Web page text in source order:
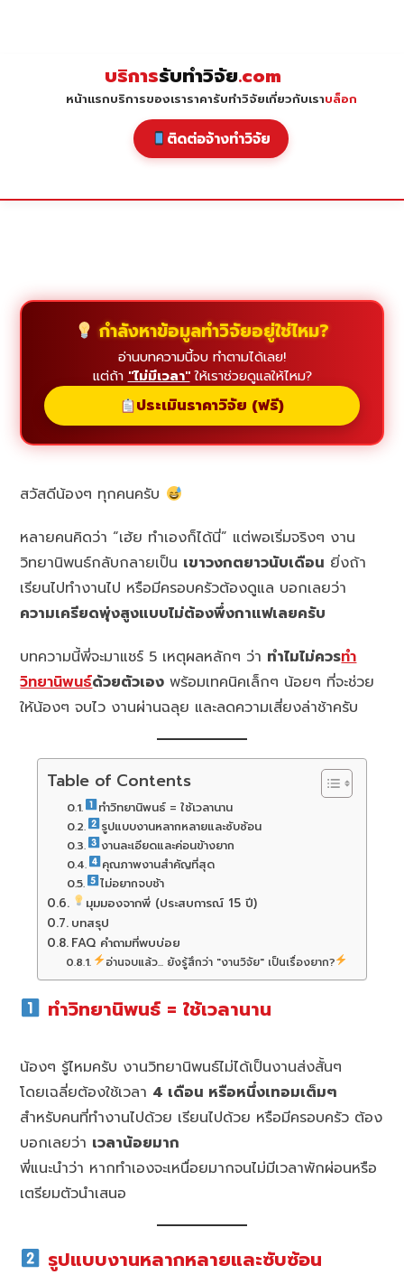
บริการรับทำวิจัย.com
หน้าแรกบริการของเราราคารับทำวิจัยเกี่ยวกับเราบล็อก
ติดต่อจ้างทำวิจัย
กำลังหาข้อมูลทำวิจัยอยู่ใช่ไหม?
อ่านบทความนี้จบ ทำตามได้เลย!
แต่ถ้า "ไม่มีเวลา"ให้เราช่วยดูแลให้ไหม?
ประเมินราคาวิจัย (ฟรี)
สวัสดีน้องๆ ทุกคนครับ
หลายคนคิดว่า “เฮ้ย ทำเองก็ได้นี่” แต่พอเริ่มจริงๆ งาน
วิทยานิพนธ์กลับกลายเป็น เขาวงกตยาวนับเดือน ยิ่งถ้า
เรียนไปทำงานไป หรือมีครอบครัวต้องดูแล บอกเลยว่า
ความเครียดพุ่งสูงแบบไม่ต้องพึ่งกาแฟเลยครับ
บทความนี้พี่จะมาแชร์ 5 เหตุผลหลักๆ ว่า ทำไมไม่ควรทำ
วิทยานิพนธ์ด้วยตัวเอง พร้อมเทคนิคเล็กๆ น้อยๆ ที่จะช่วย
ให้น้องๆ จบไว งานผ่านฉลุย และลดความเสี่ยงล่าช้าครับ
Table of Contents
ทำวิทยานิพนธ์ = ใช้เวลานาน
รูปแบบงานหลากหลายและซับซ้อน
งานละเอียดและค่อนข้างยาก
คุณภาพงานสำคัญที่สุด
ไม่อยากจบช้า
มุมมองจากพี่ (ประสบการณ์ 15 ปี)
บทสรุป
FAQ คำถามที่พบบ่อย
อ่านจบแล้ว... ยังรู้สึกว่า "งานวิจัย" เป็นเรื่องยาก?
ทำวิทยานิพนธ์ = ใช้เวลานาน
น้องๆ รู้ไหมครับ งานวิทยานิพนธ์ไม่ได้เป็นงานส่งสั้นๆ
โดยเฉลี่ยต้องใช้เวลา 4 เดือน หรือหนึ่งเทอมเต็มๆ
สำหรับคนที่ทำงานไปด้วย เรียนไปด้วย หรือมีครอบครัว ต้อง
บอกเลยว่า เวลาน้อยมาก
พี่แนะนำว่า หากทำเองจะเหนื่อยมากจนไม่มีเวลาพักผ่อนหรือ
เตรียมตัวนำเสนอ
รูปแบบงานหลากหลายและซับซ้อน